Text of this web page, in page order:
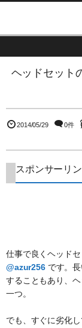
ヘッドセット
2014/05/29 0件
スポンサーリ
仕事で良くヘッド
@azur256です。長
することもあり、
一つ。
でも、すぐに劣化